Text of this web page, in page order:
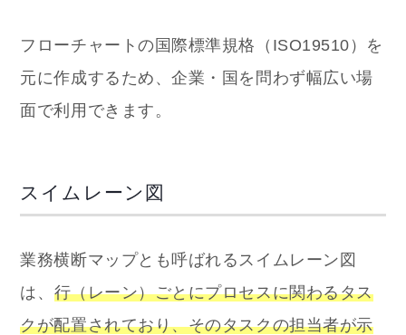
フローチャートの国際標準規格（ISO19510）を
元に作成するため、企業・国を問わず幅広い場
面で利用できます。
スイムレーン図
業務横断マップとも呼ばれるスイムレーン図
は、 行（レーン）ごとにプロセスに関わるタス
クが配置されており、そのタスクの担当者が示